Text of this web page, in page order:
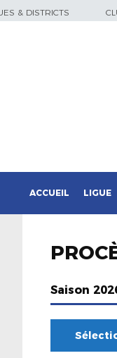
& DISTRICTS
ACCUEIL LIGUE
Saison